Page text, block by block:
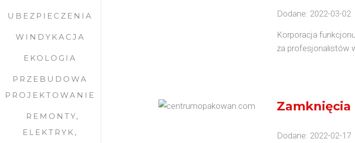
UBEZPIECZENIA
WINDYKACJA
EKOLOGIA
PRZEBUDOWA
PROJEKTOWANIE
REMONTY,
ELEKTRYK,
Dodane: 2022-03-02
Korporacja
za profesjonalistów
Dodane: 2022-02-17